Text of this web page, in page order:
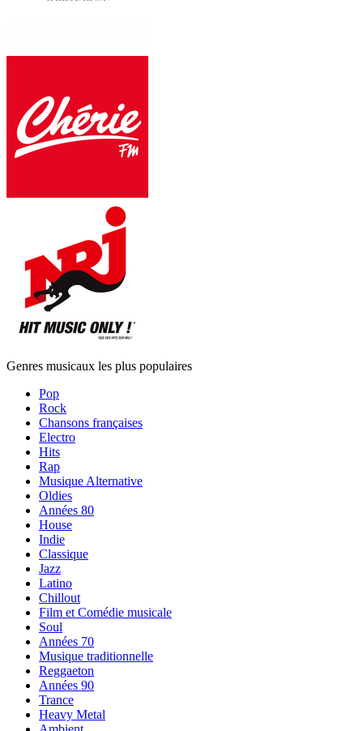
Genres musicaux les plus populaires
Pop
Rock
Chansons françaises
Electro
Hits
Rap
Musique Alternative
Oldies
Années 80
House
Indie
Classique
Jazz
Latino
Chillout
Film et Comédie musicale
Soul
Années 70
Musique traditionnelle
Reggaeton
Années 90
Trance
Heavy Metal